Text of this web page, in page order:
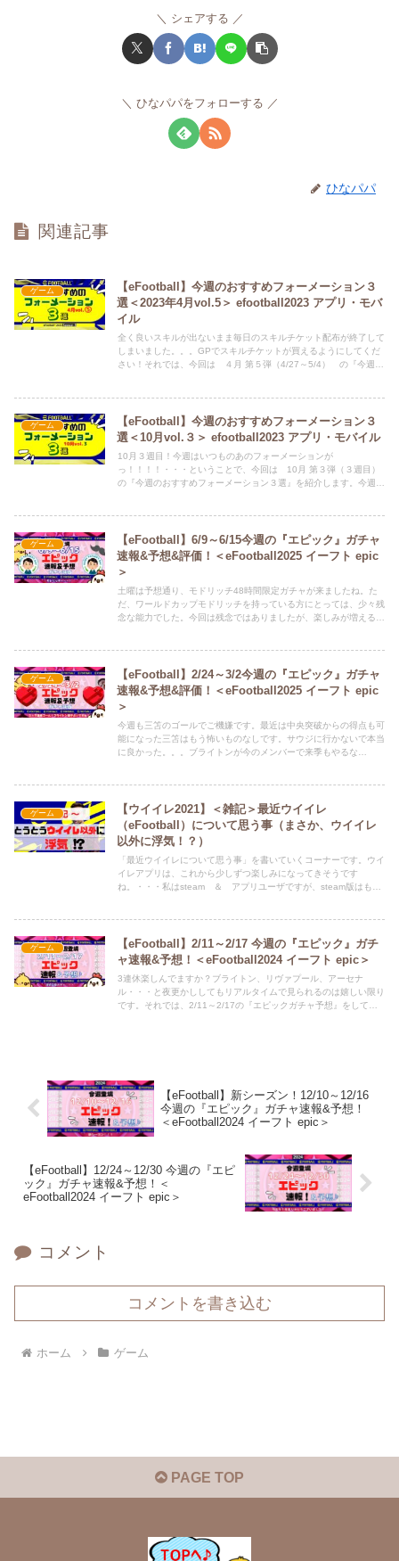
シェアする
ひなパパをフォローする
ひなパパ
関連記事
ゲーム
【eFootball】今週のおすすめフォーメーション３
選＜2023年4月vol.5＞ efootball2023 アプリ・モバ
イル
全く良いスキルが出ないまま毎日のスキルチケット配布が終了して
しまいました。。。GPでスキルチケットが買えるようにしてくだ
さい！それでは、今回は ４月 第５弾（4/27～5/4） の『今週の
えるフォーメーションを紹介していきますので、よろしくお願いい
たします。Twitter（ひな担当）もよろしくお願いします。ひなちゃ
んが、新記事の情報や、どうでも良いことつぶやいてます。 ⇒
@HINAandPAPA
ゲーム
【eFootball】今週のおすすめフォーメーション３
選＜10月vol.３＞ efootball2023 アプリ・モバイル
10月３週目！今週はいつものあのフォーメーションが
っ！！！！・・・ということで、今回は 10月 第３弾（３週目）
の『今週のおすすめフォーメーション３選』を紹介します。今週も
くお願いいたします。
ゲーム
【eFootball】6/9～6/15今週の『エピック』ガチャ
速報&予想&評価！＜eFootball2025 イーフト epic
＞
土曜は予想通り、モドリッチ48時間限定ガチャが来ましたね。た
だ、ワールドカップモドリッチを持っている方にとっては、少々残
念な能力でした。今回は残念ではありましたが、楽しみが増えるの
や、どうでも良いことつぶやいてます。 ⇒ @HINAandPAPA
ゲーム
【eFootball】2/24～3/2今週の『エピック』ガチャ
速報&予想&評価！＜eFootball2025 イーフト epic
＞
今週も三笘のゴールでご機嫌です。最近は中央突破からの得点も可
能になった三笘はもう怖いものなしです。サウジに行かないで本当
に良かった。。。ブライトンが今のメンバーで来季もやるな
でこちらもぜひ参考にしてください。それでは、2/24～3/2 の『エ
ピックガチャ予想』をしていきます。Twitter（ひな担当）もよろし
くお願いします。ひなちゃんが、新記事の情報や、どうでも良いこ
とつぶやいてます。 ⇒ @HINAandPAPA
ゲーム
【ウイイレ2021】＜雑記＞最近ウイイレ
（eFootball）について思う事（まさか、ウイイレ
以外に浮気！？）
「最近ウイイレについて思う事」を書いていくコーナーです。ウイ
イレアプリは、これから少しずつ楽しみになってきそうです
ね。・・・私はsteam ＆ アプリユーザですが、steam版はもう
ゲームとは・・・
ゲーム
【eFootball】2/11～2/17 今週の『エピック』ガチ
ャ速報&予想！＜eFootball2024 イーフト epic＞
3連休楽しんでますか？ブライトン、リヴァプール、アーセナ
ル・・・と夜更かししてもリアルタイムで見られるのは嬉しい限り
です。それでは、2/11～2/17の『エピックガチャ予想』をしてい
【eFootball】新シーズン！12/10～12/16
今週の『エピック』ガチャ速報&予想！
＜eFootball2024 イーフト epic＞
【eFootball】12/24～12/30 今週の『エピ
ック』ガチャ速報&予想！＜
eFootball2024 イーフト epic＞
コメント
コメントを書き込む
ホーム ゲーム
PAGE TOP